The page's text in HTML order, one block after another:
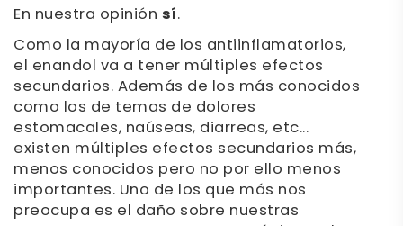
En nuestra opinión sí.
Como la mayoría de los antiinflamatorios,
el enandol va a tener múltiples efectos
secundarios. Además de los más conocidos
como los de temas de dolores
estomacales, naúseas, diarreas, etc...
existen múltiples efectos secundarios más,
menos conocidos pero no por ello menos
importantes. Uno de los que más nos
preocupa es el daño sobre nuestras